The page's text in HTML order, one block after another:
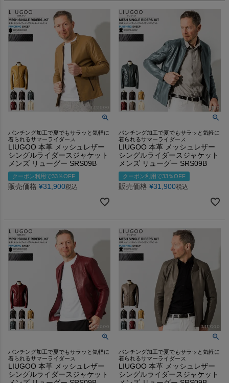
パンチング加工で夏でもサラッと気軽に
着られるサマーライダース
LIUGOO 本革 メッシュレザー
シングルライダースジャケット
メンズ リューグー SRS09B
クーポン利用で33％OFF
販売価格 ¥31,900税込
パンチング加工で夏でもサラッと気軽に
着られるサマーライダース
LIUGOO 本革 メッシュレザー
シングルライダースジャケット
メンズ リューグー SRS09B
クーポン利用で33％OFF
販売価格 ¥31,900税込
パンチング加工で夏でもサラッと気軽に
着られるサマーライダース
LIUGOO 本革 メッシュレザー
シングルライダースジャケット
パンチング加工で夏でもサラッと気軽に
着られるサマーライダース
LIUGOO 本革 メッシュレザー
シングルライダースジャケット